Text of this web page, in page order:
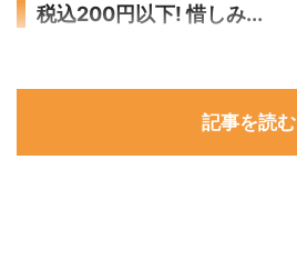
税込200円以下! 惜しみ...
記事を読む